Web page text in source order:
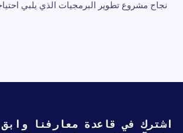
نجاح مشروع تطوير البرمجيات الذي يلبي
اشترك في قاعدة معارفنا وابق